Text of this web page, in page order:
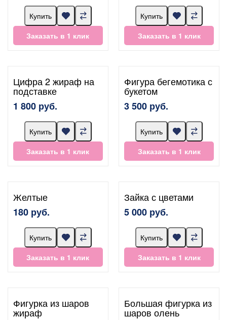
Купить
Заказать в 1 клик
Купить
Заказать в 1 клик
Цифра 2 жираф на
подставке
1 800 руб.
Купить
Заказать в 1 клик
Фигура бегемотика с
букетом
3 500 руб.
Купить
Заказать в 1 клик
Желтые
180 руб.
Купить
Заказать в 1 клик
Зайка с цветами
5 000 руб.
Купить
Заказать в 1 клик
Фигурка из шаров
жираф
Большая фигурка из
шаров олень